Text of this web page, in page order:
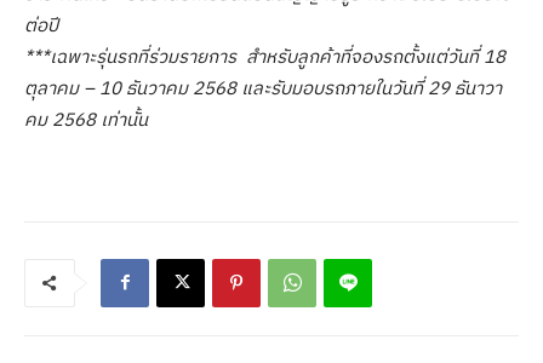
ต่อปี
***เฉพาะรุ่นรถที่ร่วมรายการ สำหรับลูกค้าที่จองรถตั้งแต่วันที่18
ตุลาคม – 10 ธันวาคม 2568 และรับมอบรถภายในวันที่ 29 ธันาวา
คม 2568 เท่านั้น